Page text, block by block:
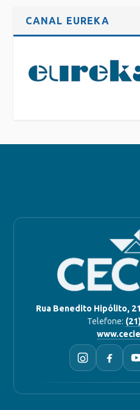
CANAL EUREKA
Rua Benedito Hipólito,
Telefone: